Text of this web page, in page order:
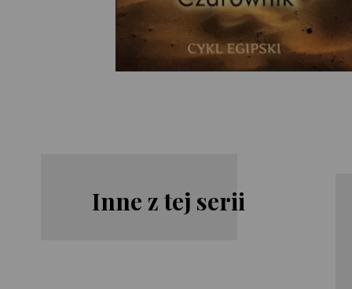
Inne z tej serii
Wilbur
Wilbur